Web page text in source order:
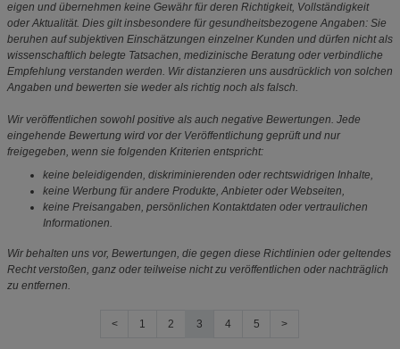
eigen und übernehmen keine Gewähr für deren Richtigkeit, Vollständigkeit
oder Aktualität. Dies gilt insbesondere für gesundheitsbezogene Angaben: Sie
beruhen auf subjektiven Einschätzungen einzelner Kunden und dürfen nicht als
wissenschaftlich belegte Tatsachen, medizinische Beratung oder verbindliche
Empfehlung verstanden werden. Wir distanzieren uns ausdrücklich von solchen
Angaben und bewerten sie weder als richtig noch als falsch.
Wir veröffentlichen sowohl positive als auch negative Bewertungen. Jede
eingehende Bewertung wird vor der Veröffentlichung geprüft und nur
freigegeben, wenn sie folgenden Kriterien entspricht:
keine beleidigenden, diskriminierenden oder rechtswidrigen Inhalte,
keine Werbung für andere Produkte, Anbieter oder Webseiten,
keine Preisangaben, persönlichen Kontaktdaten oder vertraulichen
Informationen.
Wir behalten uns vor, Bewertungen, die gegen diese Richtlinien oder geltendes
Recht verstoßen, ganz oder teilweise nicht zu veröffentlichen oder nachträglich
zu entfernen.
< 1 2 3 4 5 >